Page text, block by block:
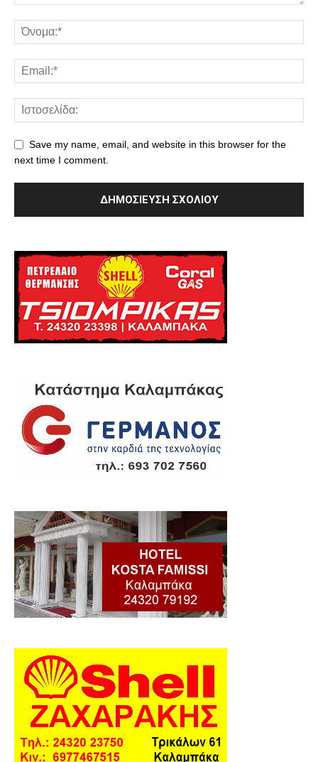
Save my name, email, and website in this browser for the
next time I comment.